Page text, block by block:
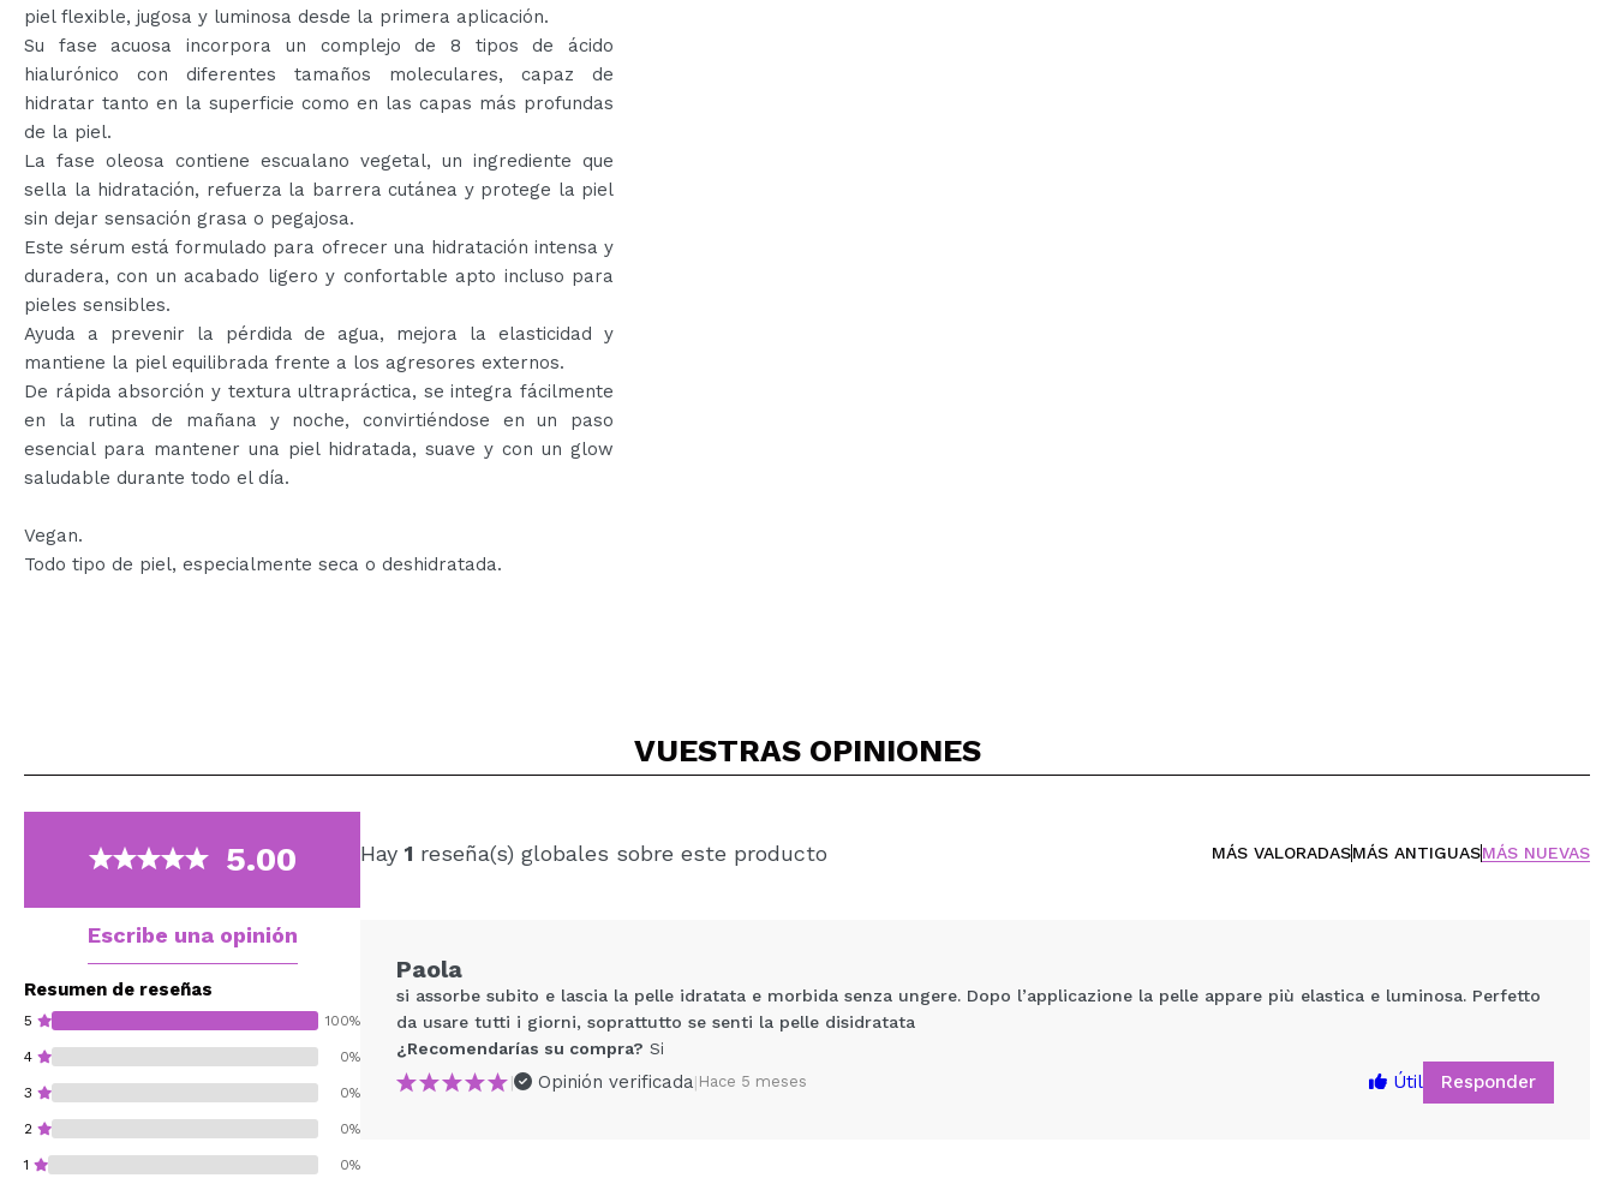
piel flexible, jugosa y luminosa desde la primera aplicación.
Su fase acuosa incorpora un complejo de 8 tipos de ácido
hialurónico con diferentes tamaños moleculares, capaz de
hidratar tanto en la superficie como en las capas más profundas
de la piel.
La fase oleosa contiene escualano vegetal, un ingrediente que
sella la hidratación, refuerza la barrera cutánea y protege la piel
sin dejar sensación grasa o pegajosa.
Este sérum está formulado para ofrecer una hidratación intensa y
duradera, con un acabado ligero y confortable apto incluso para
pieles sensibles.
Ayuda a prevenir la pérdida de agua, mejora la elasticidad y
mantiene la piel equilibrada frente a los agresores externos.
De rápida absorción y textura ultrapráctica, se integra fácilmente
en la rutina de mañana y noche, convirtiéndose en un paso
esencial para mantener una piel hidratada, suave y con un glow
saludable durante todo el día.
Vegan.
Todo tipo de piel, especialmente seca o deshidratada.
VUESTRAS OPINIONES
5.00
Escribe una opinión
Resumen de reseñas
5 100%
4 0%
3 0%
2 0%
1 0%
Hay 1 reseña(s) globales sobre este producto MÁS VALORADASMÁS ANTIGUASMÁS NUEVAS
Paola
si assorbe subito e lascia la pelle idratata e morbida senza ungere. Dopo l’applicazione la pelle appare più elastica e luminosa. Perfetto
da usare tutti i giorni, soprattutto se senti la pelle disidratata
¿Recomendarías su compra? Si
|
Opinión verificada| Hace 5 meses Útil Responder